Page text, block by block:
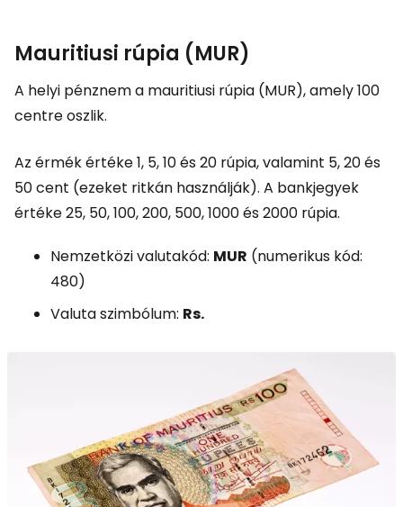
Mauritiusi rúpia (MUR)
A helyi pénznem a mauritiusi rúpia (MUR), amely 100
centre oszlik.
Az érmék értéke 1, 5, 10 és 20 rúpia, valamint 5, 20 és
50 cent (ezeket ritkán használják). A bankjegyek
értéke 25, 50, 100, 200, 500, 1000 és 2000 rúpia.
Nemzetközi valutakód: MUR (numerikus kód:
480)
Valuta szimbólum: Rs.